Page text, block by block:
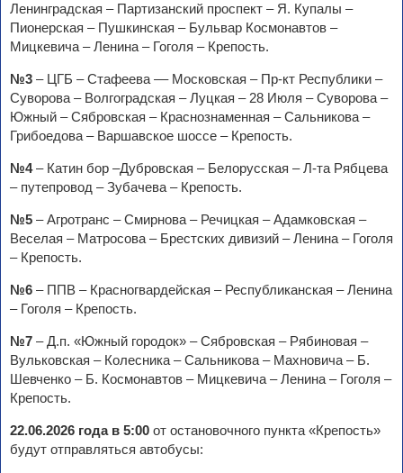
Ленинградская – Партизанский проспект – Я. Купалы –
Пионерская – Пушкинская – Бульвар Космонавтов –
Мицкевича – Ленина – Гоголя – Крепость.
№3 – ЦГБ – Стафеева –– Московская – Пр-кт Республики –
Суворова – Волгоградская – Луцкая – 28 Июля – Суворова –
Южный – Сябровская – Краснознаменная – Сальникова –
Грибоедова – Варшавское шоссе – Крепость.
№4– Катин бор –Дубровская – Белорусская – Л-та Рябцева
– путепровод – Зубачева – Крепость.
№5 – Агротранс – Смирнова – Речицкая – Адамковская –
Веселая – Матросова – Брестских дивизий – Ленина – Гоголя
– Крепость.
№6 – ППВ – Красногвардейская – Республиканская – Ленина
– Гоголя – Крепость.
№7 – Д.п. «Южный городок» – Сябровская – Рябиновая –
Вульковская – Колесника – Сальникова – Махновича – Б.
Шевченко – Б. Космонавтов – Мицкевича – Ленина – Гоголя –
Крепость.
22.06.2026 года в 5:00 от остановочного пункта «Крепость»
будут отправляться автобусы: